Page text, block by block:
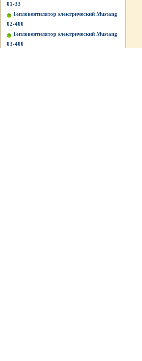
01-33
Тепловентилятор электрический Mustang
02-400
Тепловентилятор электрический Mustang
03-400